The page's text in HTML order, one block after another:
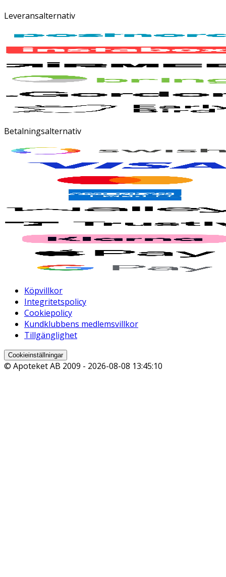
Leveransalternativ
Betalningsalternativ
Köpvillkor
Integritetspolicy
Cookiepolicy
Kundklubbens medlemsvillkor
Tillgänglighet
Cookieinställningar
© Apoteket AB 2009 - 2026-08-08 13:45:10